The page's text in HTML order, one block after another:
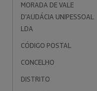
MORADA DE VALE
D'AUDÁCIA UNIPESSOAL
LDA
CÓDIGO POSTAL
CONCELHO
DISTRITO